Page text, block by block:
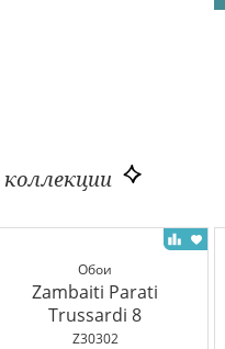
Обои
Zambaiti Parati
Trussardi 8
Z30302